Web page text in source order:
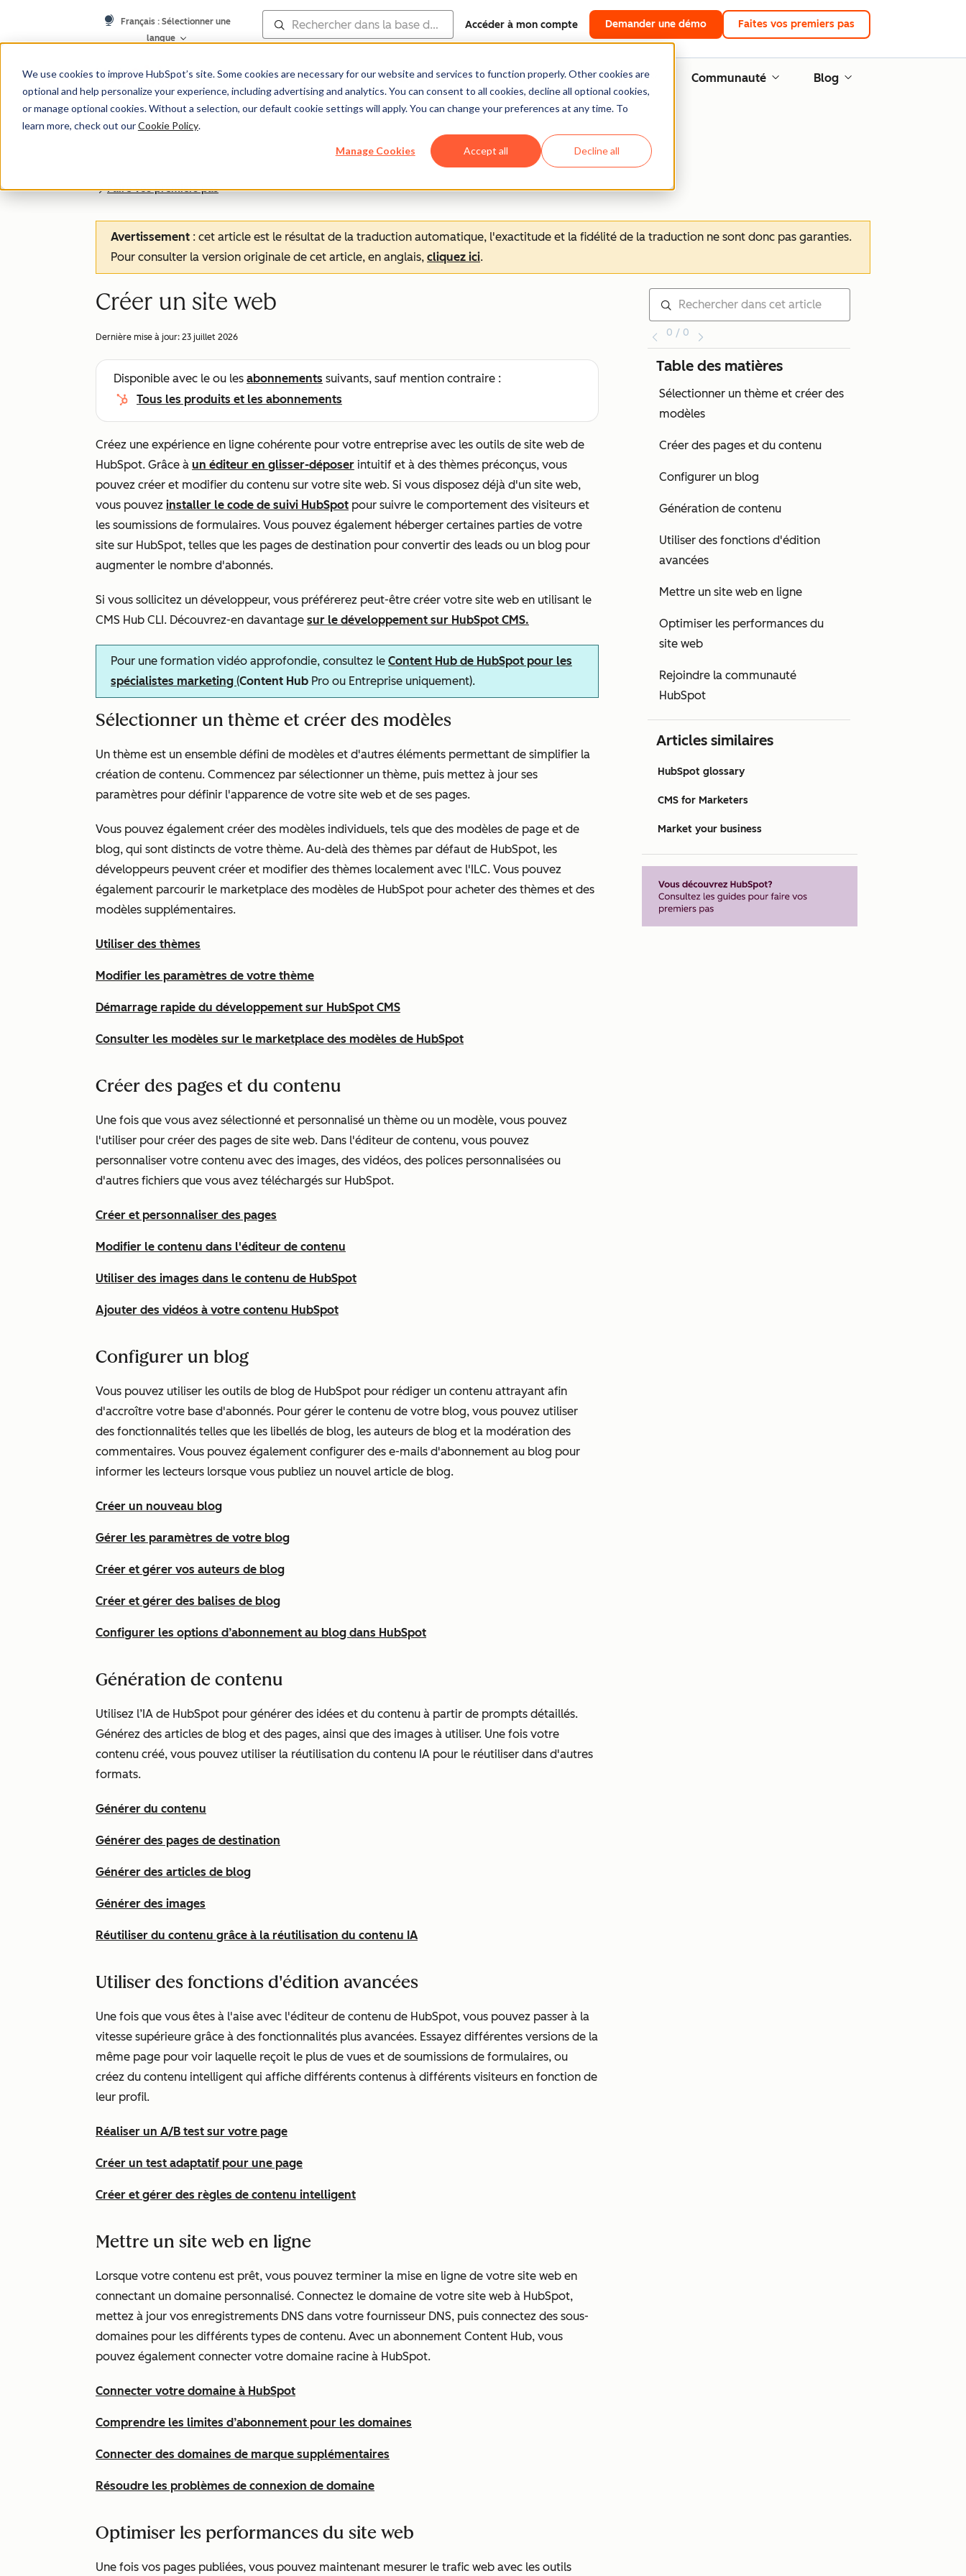
We use cookies to improve HubSpot’s site. Some cookies are necessary for our website and services to function properly. Other cookies are
optional and help personalize your experience, including advertising and analytics. You can consent to all cookies, decline all optional cookies,
or manage optional cookies. Without a selection, our default cookie settings will apply. You can change your preferences at any time. To
learn more, check out ourCookie Policy.
Manage Cookies Accept all Decline all
Français : Sélectionner une
langue
Accéder à mon compte Demander une démo Faites vos premiers pas
Base de connaissances
Centre d'aide Documentation Formation Communauté Blog
Faire vos premiers pas
Avertissement : cet article est le résultat de la traduction automatique, l'exactitude et la fidélité de la traduction ne sont donc pas garanties.
Pour consulter la version originale de cet article, en anglais, cliquez ici.
Créer un site web
Dernière mise à jour: 23 juillet 2026
Disponible avec le ou les abonnements suivants, sauf mention contraire :
Tous les produits et les abonnements
Créez une expérience en ligne cohérente pour votre entreprise avec les outils de site web de
HubSpot. Grâce à un éditeur en glisser-déposer intuitif et à des thèmes préconçus, vous
pouvez créer et modifier du contenu sur votre site web. Si vous disposez déjà d'un site web,
vous pouvez installer le code de suivi HubSpot pour suivre le comportement des visiteurs et
les soumissions de formulaires. Vous pouvez également héberger certaines parties de votre
site sur HubSpot, telles que les pages de destination pour convertir des leads ou un blog pour
augmenter le nombre d'abonnés.
Si vous sollicitez un développeur, vous préférerez peut-être créer votre site web en utilisant le
CMS Hub CLI. Découvrez-en davantage sur le développement sur HubSpot CMS.
Pour une formation vidéo approfondie, consultez le Content Hub de HubSpot pour les
spécialistes marketing (Content Hub Pro ou Entreprise uniquement).
Sélectionner un thème et créer des modèles
Un thème est un ensemble défini de modèles et d'autres éléments permettant de simplifier la
création de contenu. Commencez par sélectionner un thème, puis mettez à jour ses
paramètres pour définir l'apparence de votre site web et de ses pages.
Vous pouvez également créer des modèles individuels, tels que des modèles de page et de
blog, qui sont distincts de votre thème. Au-delà des thèmes par défaut de HubSpot, les
développeurs peuvent créer et modifier des thèmes localement avec l'ILC. Vous pouvez
également parcourir le marketplace des modèles de HubSpot pour acheter des thèmes et des
modèles supplémentaires.
Utiliser des thèmes
Modifier les paramètres de votre thème
Démarrage rapide du développement sur HubSpot CMS
Consulter les modèles sur le marketplace des modèles de HubSpot
Créer des pages et du contenu
Une fois que vous avez sélectionné et personnalisé un thème ou un modèle, vous pouvez
l'utiliser pour créer des pages de site web. Dans l'éditeur de contenu, vous pouvez
personnaliser votre contenu avec des images, des vidéos, des polices personnalisées ou
d'autres fichiers que vous avez téléchargés sur HubSpot.
Créer et personnaliser des pages
Modifier le contenu dans l'éditeur de contenu
Utiliser des images dans le contenu de HubSpot
Ajouter des vidéos à votre contenu HubSpot
Configurer un blog
Vous pouvez utiliser les outils de blog de HubSpot pour rédiger un contenu attrayant afin
d'accroître votre base d'abonnés. Pour gérer le contenu de votre blog, vous pouvez utiliser
des fonctionnalités telles que les libellés de blog, les auteurs de blog et la modération des
commentaires. Vous pouvez également configurer des e-mails d'abonnement au blog pour
informer les lecteurs lorsque vous publiez un nouvel article de blog.
Créer un nouveau blog
Gérer les paramètres de votre blog
Créer et gérer vos auteurs de blog
Créer et gérer des balises de blog
Configurer les options d’abonnement au blog dans HubSpot
Génération de contenu
Utilisez l’IA de HubSpot pour générer des idées et du contenu à partir de prompts détaillés.
Générez des articles de blog et des pages, ainsi que des images à utiliser. Une fois votre
contenu créé, vous pouvez utiliser la réutilisation du contenu IA pour le réutiliser dans d'autres
formats.
Générer du contenu
Générer des pages de destination
Générer des articles de blog
Générer des images
Réutiliser du contenu grâce à la réutilisation du contenu IA
Utiliser des fonctions d'édition avancées
Une fois que vous êtes à l'aise avec l'éditeur de contenu de HubSpot, vous pouvez passer à la
vitesse supérieure grâce à des fonctionnalités plus avancées. Essayez différentes versions de la
même page pour voir laquelle reçoit le plus de vues et de soumissions de formulaires, ou
créez du contenu intelligent qui affiche différents contenus à différents visiteurs en fonction de
leur profil.
Réaliser un A/B test sur votre page
Créer un test adaptatif pour une page
Créer et gérer des règles de contenu intelligent
Mettre un site web en ligne
Lorsque votre contenu est prêt, vous pouvez terminer la mise en ligne de votre site web en
connectant un domaine personnalisé. Connectez le domaine de votre site web à HubSpot,
mettez à jour vos enregistrements DNS dans votre fournisseur DNS, puis connectez des sous-
domaines pour les différents types de contenu. Avec un abonnement Content Hub, vous
pouvez également connecter votre domaine racine à HubSpot.
Connecter votre domaine à HubSpot
Comprendre les limites d’abonnement pour les domaines
Connecter des domaines de marque supplémentaires
Résoudre les problèmes de connexion de domaine
Optimiser les performances du site web
Une fois vos pages publiées, vous pouvez maintenant mesurer le trafic web avec les outils
0 / 0
Table des matières
Sélectionner un thème et créer des
modèles
Créer des pages et du contenu
Configurer un blog
Génération de contenu
Utiliser des fonctions d'édition
avancées
Mettre un site web en ligne
Optimiser les performances du
site web
Rejoindre la communauté
HubSpot
Articles similaires
HubSpot glossary
CMS for Marketers
Market your business